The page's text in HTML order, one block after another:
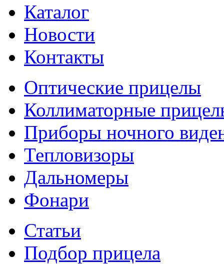
Каталог
Новости
Контакты
Оптические прицелы
Коллиматорные
Приборы ночного
Тепловизоры
Дальномеры
Фонари
Статьи
Подбор прицела